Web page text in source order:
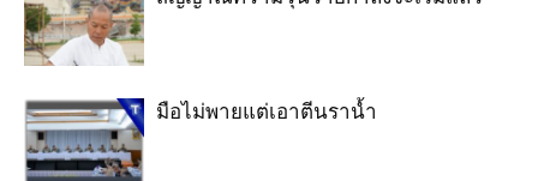
มือไม่พายแต่เอาตีนราน้ำ